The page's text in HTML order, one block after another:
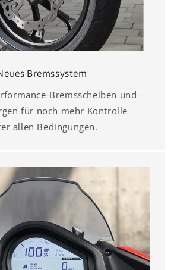
Bremssystem
Bremsscheiben und -
für noch mehr Kontrolle
allen Bedingungen.